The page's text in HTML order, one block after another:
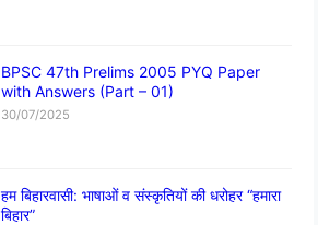
BPSC 47th Prelims 2005 PYQ Paper
with Answers (Part – 01)
30/07/2025
हम बिहारवासी: भाषाओं व संस्कृतियों की धरोहर “हमारा
बिहार”